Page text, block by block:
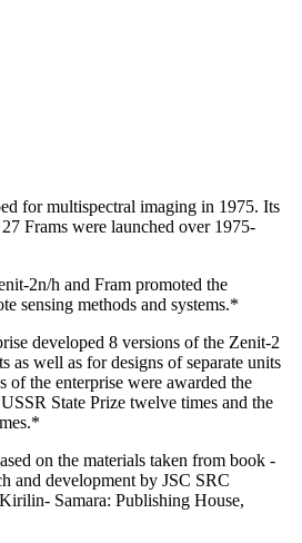
for multispectral imaging in 1975. Its
Frams were launched over 1975-
2n/h and Fram promoted the
sensing methods and systems.*
developed 8 versions of the Zenit-2
as well as for designs of separate units
of the enterprise were awarded the
State Prize twelve times and the
on the materials taken from book -
and development by JSC SRC
Samara: Publishing House,